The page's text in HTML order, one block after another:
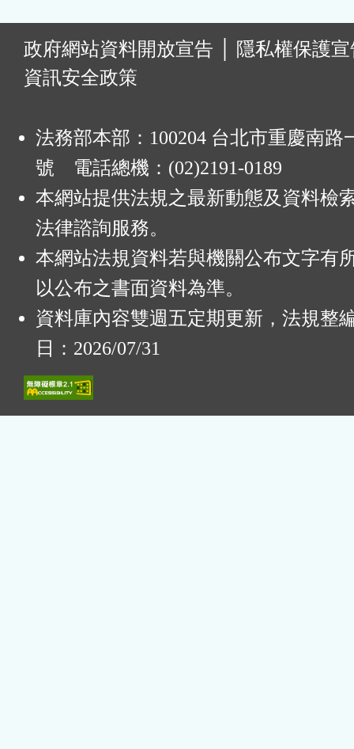
政府網站資料開放宣告
隱私權保護
資訊安全政策
法務部本部：100204 台北市重慶南路
號 電話總機：(02)2191-0189
本網站提供法規之最新動態及資料檢
法律諮詢服務。
本網站法規資料若與機關公布文字有
以公布之書面資料為準。
資料庫內容雙週五定期更新，法規整
日：2026/07/31